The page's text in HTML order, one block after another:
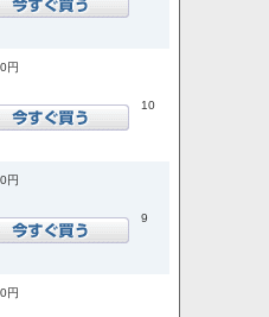
円
10
円
9
円